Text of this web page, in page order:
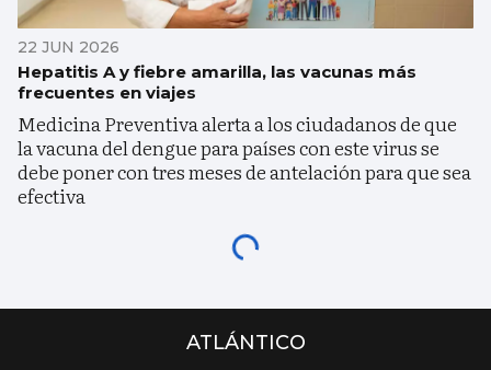
22 JUN 2026
Hepatitis A y fiebre amarilla, las vacunas más
frecuentes en viajes
Medicina Preventiva alerta a los ciudadanos de que
la vacuna del dengue para países con este virus se
debe poner con tres meses de antelación para que sea
efectiva
ATLÁNTICO